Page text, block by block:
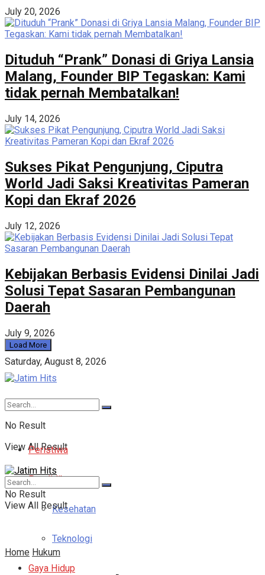
July 20, 2026
Dituduh “Prank” Donasi di Griya Lansia
Malang, Founder BIP Tegaskan: Kami
tidak pernah Membatalkan!
July 14, 2026
Sukses Pikat Pengunjung, Ciputra
World Jadi Saksi Kreativitas Pameran
Kopi dan Ekraf 2026
July 12, 2026
Kebijakan Berbasis Evidensi Dinilai Jadi
Solusi Tepat Sasaran Pembangunan
Daerah
July 9, 2026
Load More
Saturday, August 8, 2026
No Result
View All Result
Peristiwa
Pendidikan
Kesehatan
Teknologi
Gaya Hidup
No Result
View All Result
Home Hukum